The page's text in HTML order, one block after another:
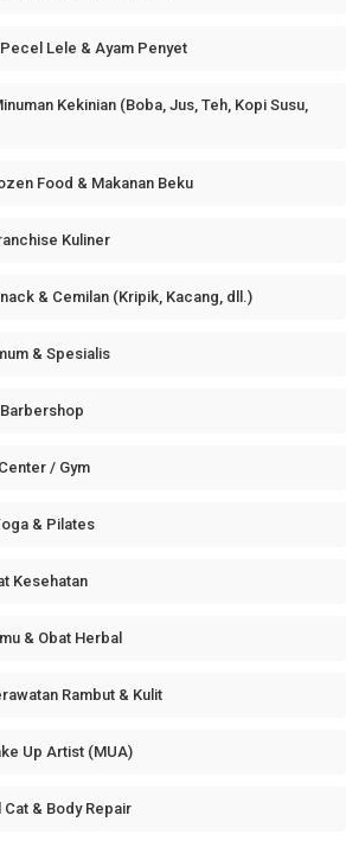
Lele & Ayam Penyet
Kekinian (Boba, Jus, Teh, Kopi Susu,
Food & Makanan Beku
Kuliner
& Cemilan (Kripik, Kacang, dll.)
& Spesialis
/ Gym
& Pilates
Kesehatan
& Obat Herbal
Rambut & Kulit
Up Artist (MUA)
& Body Repair